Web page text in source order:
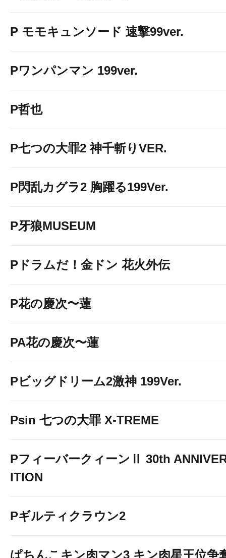
P モモキュンソード 速撃99ver.
Pワンパンマン 199ver.
P哲也
P七つの大罪2 神千斬りVER.
P閃乱カグラ2 胸躍る199Ver.
P牙狼MUSEUM
Pドラムだ！金ドン 花火外伝
P花の慶次〜蓮
PA花の慶次〜蓮
Pビッグドリーム2激神 199Ver.
Psin 七つの大罪 X-TREME
PフィーバークィーンⅡ 30th
ITION
Pギルティクラウン2
ぱちんこキン肉マン3 キン肉星王位争